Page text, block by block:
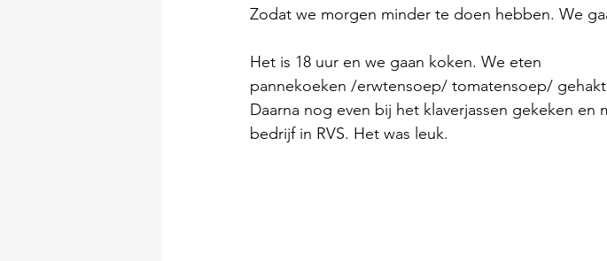
Zodat we morgen minder te doen hebben. We
Het is 18 uur en we gaan koken. We eten
pannekoeken /erwtensoep/ tomatensoep/
Daarna nog even bij het klaverjassen gekeken en
bedrijf in RVS. Het was leuk.